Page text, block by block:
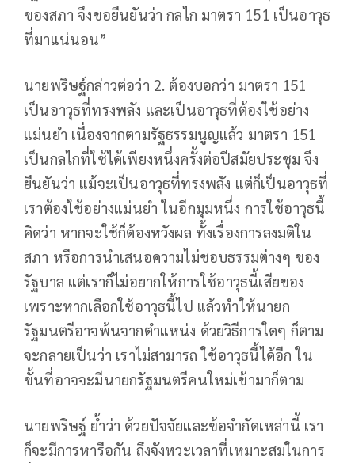
ของสภา จึงขอยืนยันว่า กลไก มาตรา 151 เป็นอาวุธ
ที่มาแน่นอน”
นายพริษฐ์กล่าวต่อว่า 2. ต้องบอกว่า มาตรา 151
เป็นอาวุธที่ทรงพลัง และเป็นอาวุธที่ต้องใช้อย่าง
แม่นยำ เนื่องจากตามรัฐธรรมนูญแล้ว มาตรา 151
เป็นกลไกที่ใช้ได้เพียงหนึ่งครั้งต่อปีสมัยประชุม จึง
ยืนยันว่า แม้จะเป็นอาวุธที่ทรงพลัง แต่ก็เป็นอาวุธที่
เราต้องใช้อย่างแม่นยำ ในอีกมุมหนึ่ง การใช้อาวุธนี้
คิดว่า หากจะใช้ก็ต้องหวังผล ทั้งเรื่องการลงมติใน
สภา หรือการนำเสนอความไม่ชอบธรรมต่างๆ ของ
รัฐบาล แต่เราก็ไม่อยากให้การใช้อาวุธนี้เสียของ
เพราะหากเลือกใช้อาวุธนี้ไป แล้วทำให้นายก
รัฐมนตรีอาจพ้นจากตำแหน่ง ด้วยวิธีการใดๆ ก็ตาม
จะกลายเป็นว่า เราไม่สามารถ ใช้อาวุธนี้ได้อีก ใน
ขั้นที่อาจจะมีนายกรัฐมนตรีคนใหม่เข้ามาก็ตาม
นายพริษฐ์ ย้ำว่า ด้วยปัจจัยและข้อจำกัดเหล่านี้ เรา
ก็จะมีการหารือกัน ถึงจังหวะเวลาที่เหมาะสมในการ